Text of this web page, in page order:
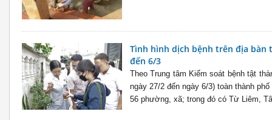
Tình hình dịch bệnh trên địa bàn
đến 6/3
Theo Trung tâm Kiểm soát bệnh tật
ngày 27/2 đến ngày 6/3) toàn thành
56 phường, xã; trong đó có Từ Liêm,